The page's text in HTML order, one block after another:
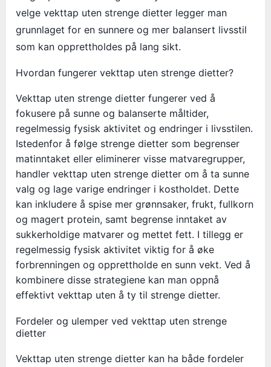
velge vekttap uten strenge dietter legger man
grunnlaget for en sunnere og mer balansert livsstil
som kan opprettholdes på lang sikt.
Hvordan fungerer vekttap uten strenge dietter?
Vekttap uten strenge dietter fungerer ved å
fokusere på sunne og balanserte måltider,
regelmessig fysisk aktivitet og endringer i livsstilen.
Istedenfor å følge strenge dietter som begrenser
matinntaket eller eliminerer visse matvaregrupper,
handler vekttap uten strenge dietter om å ta sunne
valg og lage varige endringer i kostholdet. Dette
kan inkludere å spise mer grønnsaker, frukt, fullkorn
og magert protein, samt begrense inntaket av
sukkerholdige matvarer og mettet fett. I tillegg er
regelmessig fysisk aktivitet viktig for å øke
forbrenningen og opprettholde en sunn vekt. Ved å
kombinere disse strategiene kan man oppnå
effektivt vekttap uten å ty til strenge dietter.
Fordeler og ulemper ved vekttap uten strenge
dietter
Vekttap uten strenge dietter kan ha både fordeler